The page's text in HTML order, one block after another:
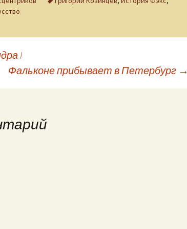
I
Фальконе прибывает в Петербург →